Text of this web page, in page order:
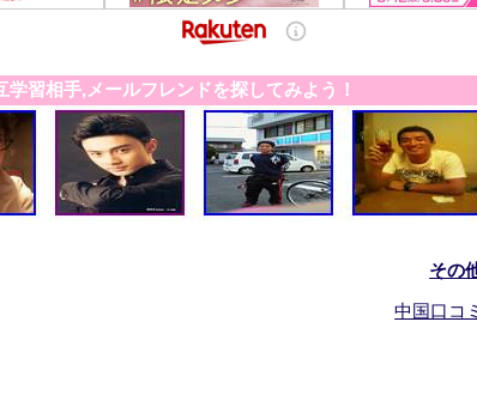
習相手,メールフレンドを探してみよう！
その
中国口コ